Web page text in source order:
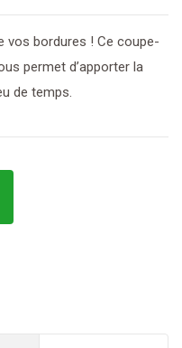
vos bordures ! Ce coupe-
permet d’apporter la
de temps.